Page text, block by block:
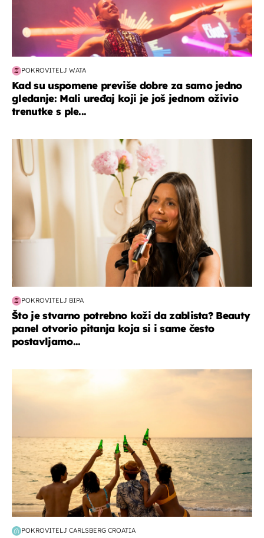
POKROVITELJ WATA
Kad su uspomene previše dobre za samo jedno
gledanje: Mali uređaj koji je još jednom oživio
trenutke s ple...
moda & ljepota
POKROVITELJ BIPA
Što je stvarno potrebno koži da zablista? Beauty
panel otvorio pitanja koja si i same često
postavljamo...
POKROVITELJ CARLSBERG CROATIA